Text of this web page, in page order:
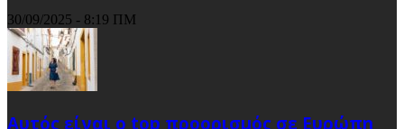
30/09/2025 - 8:19 ΠΜ
Αυτός είναι ο top προορισμός σε Ευρώπη